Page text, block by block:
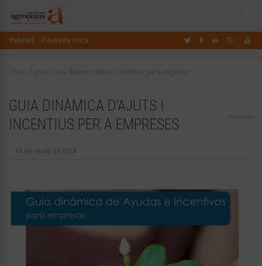
Webmail Finestreta única
Inici Àgora Guia dinàmica d’ajuts i incentius per a empreses
GUIA DINÀMICA D’AJUTS I
INCENTIUS PER A EMPRESES
19 de febrer de 2018